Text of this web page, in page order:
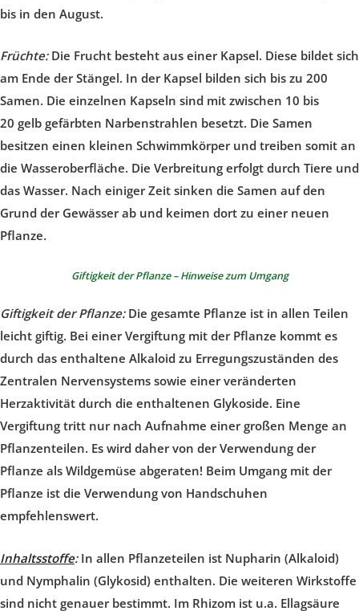
bis in den August.
Früchte: Die Frucht besteht aus einer Kapsel. Diese bildet sich
am Ende der Stängel. In der Kapsel bilden sich bis zu 200
Samen. Die einzelnen Kapseln sind mit zwischen 10 bis
20 gelb gefärbten Narbenstrahlen besetzt. Die Samen
besitzen einen kleinen Schwimmkörper und treiben somit an
die Wasseroberfläche. Die Verbreitung erfolgt durch Tiere und
das Wasser. Nach einiger Zeit sinken die Samen auf den
Grund der Gewässer ab und keimen dort zu einer neuen
Pflanze.
Giftigkeit der Pflanze – Hinweise zum Umgang
Giftigkeit der Pflanze:Die gesamte Pflanze ist in allen Teilen
leicht giftig. Bei einer Vergiftung mit der Pflanze kommt es
durch das enthaltene Alkaloid zu Erregungszuständen des
Zentralen Nervensystems sowie einer veränderten
Herzaktivität durch die enthaltenen Glykoside. Eine
Vergiftung tritt nur nach Aufnahme einer großen Menge an
Pflanzenteilen. Es wird daher von der Verwendung der
Pflanze als Wildgemüse abgeraten! Beim Umgang mit der
Pflanze ist die Verwendung von Handschuhen
empfehlenswert.
Inhaltsstoffe:In allen Pflanzeteilen ist Nupharin (Alkaloid)
und Nymphalin (Glykosid) enthalten. Die weiteren Wirkstoffe
sind nicht genauer bestimmt. Im Rhizom ist u.a. Ellagsäure